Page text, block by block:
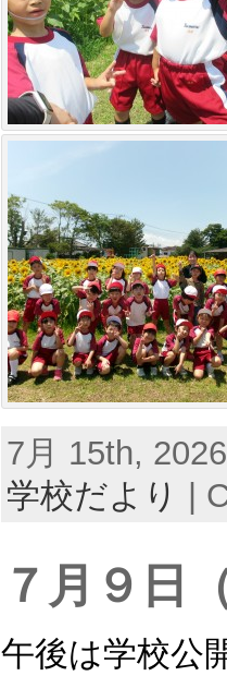
7月 15th,
学校だより |
７月９日
午後は学校公